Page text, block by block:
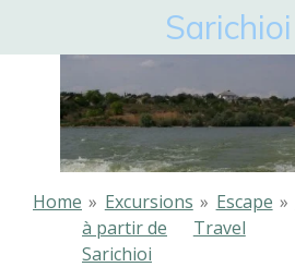
hoofdinhoud
Sarichioi
Home » Excursions
à partir de
Sarichioi
» Escape
Travel
»